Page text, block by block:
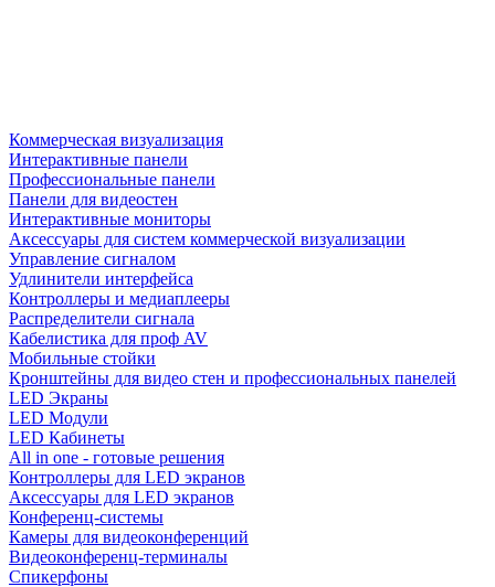
Коммерческая визуализация
Интерактивные панели
Профессиональные панели
Панели для видеостен
Интерактивные мониторы
Аксессуары для систем коммерческой визуализации
Управление сигналом
Удлинители интерфейса
Контроллеры и медиаплееры
Распределители сигнала
Кабелистика для проф AV
Мобильные стойки
Кронштейны для видео стен и профессиональных панелей
LED Экраны
LED Модули
LED Кабинеты
All in one - готовые решения
Контроллеры для LED экранов
Аксессуары для LED экранов
Конференц-системы
Камеры для видеоконференций
Видеоконференц-терминалы
Спикерфоны